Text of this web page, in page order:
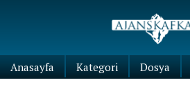
Anasayfa Kategori Dosya